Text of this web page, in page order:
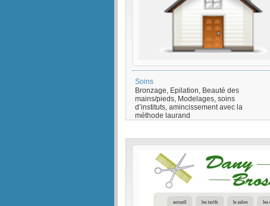
Soins
Bronzage, Epilation, Beauté des
mains/pieds, Modelages, soins
d’instituts, amincissement avec la
méthode laurand